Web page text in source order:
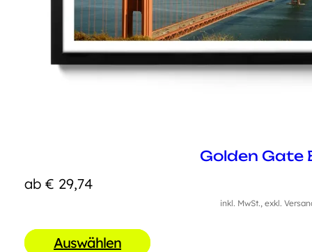
Golden Gate
ab € 29,74
inkl. MwSt., exkl.
Auswählen